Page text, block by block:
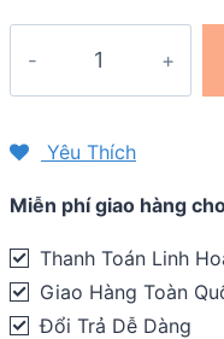
Vietnam
Marathon
-
42K
quantity
Yêu Thích
Miễn phí giao hàng
Thanh Toán Linh
Giao Hàng Toàn
Đổi Trả Dễ Dàng